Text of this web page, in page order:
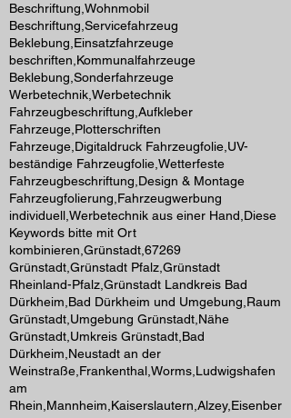
Beschriftung,Wohnmobil
Beschriftung,Servicefahrzeug
Beklebung,Einsatzfahrzeuge
beschriften,Kommunalfahrzeuge
Beklebung,Sonderfahrzeuge
Werbetechnik,Werbetechnik
Fahrzeugbeschriftung,Aufkleber
Fahrzeuge,Plotterschriften
Fahrzeuge,Digitaldruck Fahrzeugfolie,UV-
beständige Fahrzeugfolie,Wetterfeste
Fahrzeugbeschriftung,Design & Montage
Fahrzeugfolierung,Fahrzeugwerbung
individuell,Werbetechnik aus einer Hand,Diese
Keywords bitte mit Ort
kombinieren,Grünstadt,67269
Grünstadt,Grünstadt Pfalz,Grünstadt
Rheinland-Pfalz,Grünstadt Landkreis Bad
Dürkheim,Bad Dürkheim und Umgebung,Raum
Grünstadt,Umgebung Grünstadt,Nähe
Grünstadt,Umkreis Grünstadt,Bad
Dürkheim,Neustadt an der
Weinstraße,Frankenthal,Worms,Ludwigshafen
am
Rhein,Mannheim,Kaiserslautern,Alzey,Eisenber